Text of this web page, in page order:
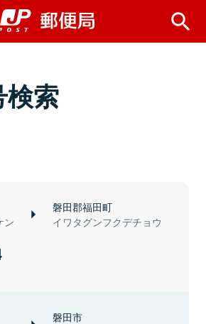
索
ン
磐田郡福田町
イワタグンフクデチョウ
磐田市